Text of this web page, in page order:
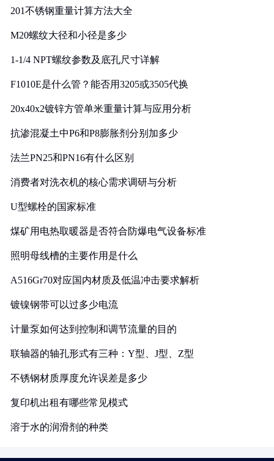
201不锈钢重量计算方法大全
M20螺纹大径和小径是多少
1-1/4 NPT螺纹参数及底孔尺寸详解
F1010E是什么管？能否用3205或3505代换
20x40x2镀锌方管单米重量计算与应用分析
抗渗混凝土中P6和P8膨胀剂分别加多少
法兰PN25和PN16有什么区别
消费者对洗衣机的核心需求调研与分析
U型螺栓的国家标准
煤矿用电热取暖器是否符合防爆电气设备标准
照明母线槽的主要作用是什么
A516Gr70对应国内材质及低温冲击要求解析
镀镍钢带可以过多少电流
计量泵如何达到控制和调节流量的目的
联轴器的轴孔形式有三种：Y型、J型、Z型
不锈钢材质厚度允许误差是多少
复印机出租有哪些常见模式
溶于水的润滑剂的种类